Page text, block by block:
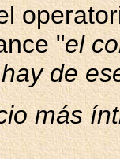
"el
de
más